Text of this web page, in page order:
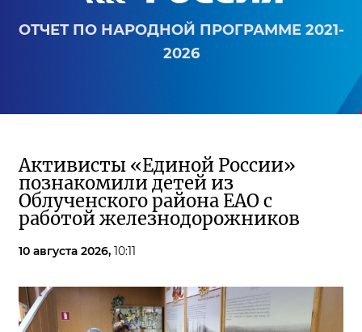
ОТЧЕТ ПО НАРОДНОЙ ПРОГРАММЕ 2021-
2026
Активисты «Единой России»
познакомили детей из
Облученского района ЕАО с
работой железнодорожников
10 августа 2026, 10:11